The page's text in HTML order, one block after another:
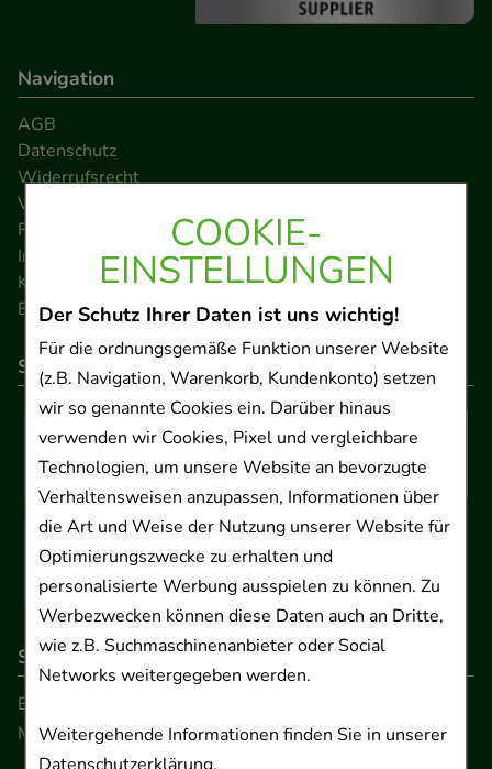
COOKIE-
EINSTELLUNGEN
Der Schutz Ihrer Daten ist uns wichtig!
Für die ordnungsgemäße Funktion unserer Website
(z.B. Navigation, Warenkorb, Kundenkonto) setzen
wir so genannte Cookies ein. Darüber hinaus
verwenden wir Cookies, Pixel und vergleichbare
Technologien, um unsere Website an bevorzugte
Verhaltensweisen anzupassen, Informationen über
die Art und Weise der Nutzung unserer Website für
Optimierungszwecke zu erhalten und
personalisierte Werbung ausspielen zu können. Zu
Werbezwecken können diese Daten auch an Dritte,
wie z.B. Suchmaschinenanbieter oder Social
Networks weitergegeben werden.
Weitergehende Informationen finden Sie in unserer
Navigation
AGB
Datenschutz
Widerrufsrecht
Versandkosten
FAQ
Impressum
Kontakt
Barrierefreiheitserklärung
So können Sie bezahlen
So erreichen Sie uns
Beratung und Kundenservice:
Montag - Freitag von 9.00 bis 17.00 Uhr